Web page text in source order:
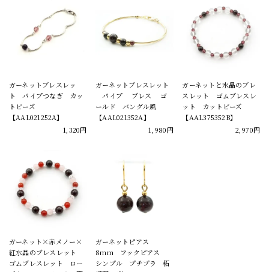
ガーネットブレスレッ
ト パイプつなぎ カッ
トビーズ
【AAL021252A】
1,320円
ガーネットブレスレット
パイプ ブレス ゴ
ールド バングル風
【AAL021352A】
1,980円
ガーネットと水晶のブレ
スレット ゴムブレスレ
ット カットビーズ
【AAL375352B】
2,970円
ガーネット×赤メノー×
紅水晶のブレスレット
ゴムブレスレット ロー
ガーネットピアス
8mm フックピアス
シンプル プチプラ 柘